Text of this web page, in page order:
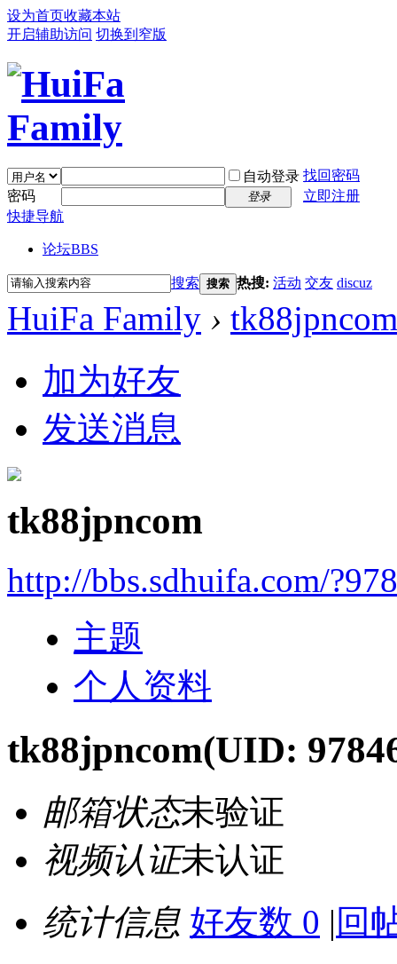
设为首页收藏本站
开启辅助访问 切换到窄版
自动登录 找回密码
密码
登录
立即注册
快捷导航
论坛BBS
搜索 搜索 热搜: 活动 交友 discuz
HuiFa Family › tk88jpncom
加为好友
发送消息
tk88jpncom
http://bbs.sdhuifa.com/
主题
个人资料
tk88jpncom(UID:
邮箱状态未验证
视频认证未认证
统计信息 好友数 0 | 回